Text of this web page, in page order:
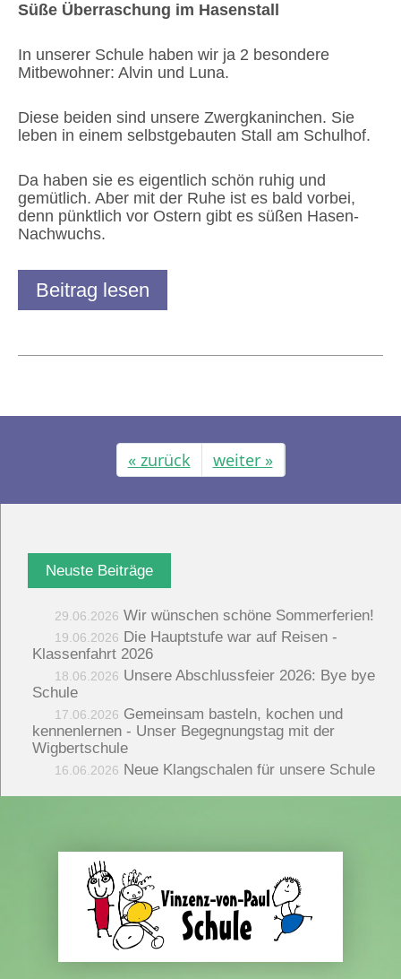
Süße Überraschung im Hasenstall
In unserer Schule haben wir ja 2 besondere
Mitbewohner: Alvin und Luna.
Diese beiden sind unsere Zwergkaninchen. Sie
leben in einem selbstgebauten Stall am Schulhof.
Da haben sie es eigentlich schön ruhig und
gemütlich. Aber mit der Ruhe ist es bald vorbei,
denn pünktlich vor Ostern gibt es süßen Hasen-
Nachwuchs.
Beitrag lesen
« zurück weiter »
Neuste Beiträge
29.06.2026 Wir wünschen schöne Sommerferien!
19.06.2026 Die Hauptstufe war auf Reisen -
Klassenfahrt 2026
18.06.2026 Unsere Abschlussfeier 2026: Bye bye
Schule
17.06.2026 Gemeinsam basteln, kochen und
kennenlernen - Unser Begegnungstag mit der
Wigbertschule
16.06.2026 Neue Klangschalen für unsere Schule